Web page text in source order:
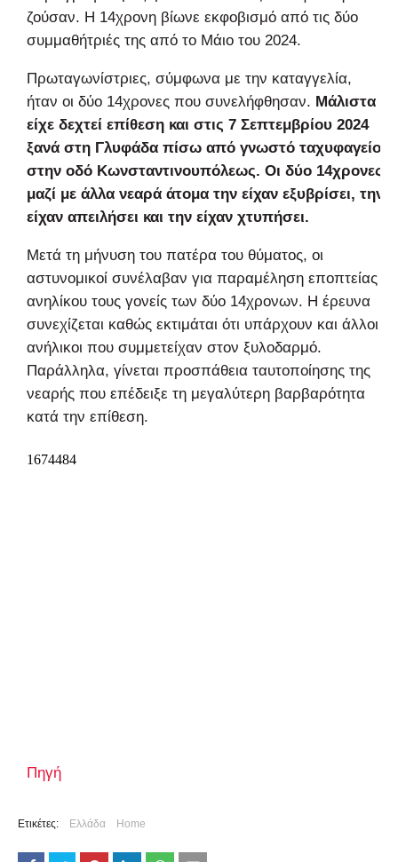
ζούσαν. Η 14χρονη βίωνε εκφοβισμό από τις δύο
συμμαθήτριές της από το Μάιο του 2024.
Πρωταγωνίστριες, σύμφωνα με την καταγγελία,
ήταν οι δύο 14χρονες που συνελήφθησαν. Μάλιστα
είχε δεχτεί επίθεση και στις 7 Σεπτεμβρίου 2024
ξανά στη Γλυφάδα πίσω από γνωστό ταχυφαγείο
στην οδό Κωνσταντινουπόλεως. Οι δύο 14χρονες
μαζί με άλλα νεαρά άτομα την είχαν εξυβρίσει, την
είχαν απειλήσει και την είχαν χτυπήσει.
Μετά τη μήνυση του πατέρα του θύματος, οι
αστυνομικοί συνέλαβαν για παραμέληση εποπτείας
ανηλίκου τους γονείς των δύο 14χρονων. Η έρευνα
συνεχίζεται καθώς εκτιμάται ότι υπάρχουν και άλλοι
ανήλικοι που συμμετείχαν στον ξυλοδαρμό.
Παράλληλα, γίνεται προσπάθεια ταυτοποίησης της
νεαρής που επέδειξε τη μεγαλύτερη βαρβαρότητα
κατά την επίθεση.
Πηγή
Ετικέτες: Ελλάδα Home